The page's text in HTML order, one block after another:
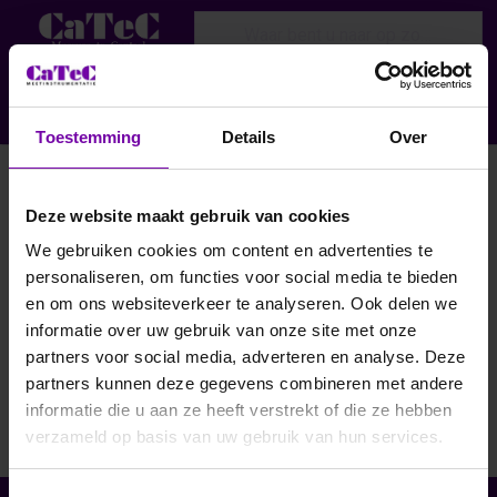
Toestemming Details Over
Deze website maakt gebruik van cookies
We gebruiken cookies om content en advertenties te
personaliseren, om functies voor social media te bieden
en om ons websiteverkeer te analyseren. Ook delen we
informatie over uw gebruik van onze site met onze
partners voor social media, adverteren en analyse. Deze
partners kunnen deze gegevens combineren met andere
informatie die u aan ze heeft verstrekt of die ze hebben
verzameld op basis van uw gebruik van hun services.
Heb je affiniteit met techniek en ben je op zoek naar een
nieuwe uitdaging? Dan maken we graag kennis met je.
Stuur je CV en een korte motivatie naar info@catec.nl. Wie
weet ben jij de enthousiaste collega die wij in de toekomst
aan ons team mogen verwelkomen.